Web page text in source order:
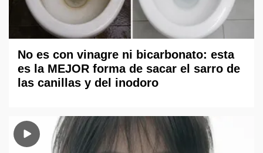
No es con vinagre ni bicarbonato: esta
es la MEJOR forma de sacar el sarro de
las canillas y del inodoro